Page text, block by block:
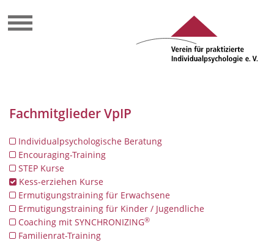
Fachmitglieder VpIP
Individualpsychologische Beratung
Encouraging-Training
STEP Kurse
Kess-erziehen Kurse
Ermutigungstraining für Erwachsene
Ermutigungstraining für Kinder / Jugendliche
Coaching mit SYNCHRONIZING®
Familienrat-Training